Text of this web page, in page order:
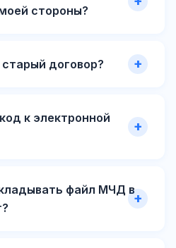
стороны?
договор?
к электронной
файл МЧД в